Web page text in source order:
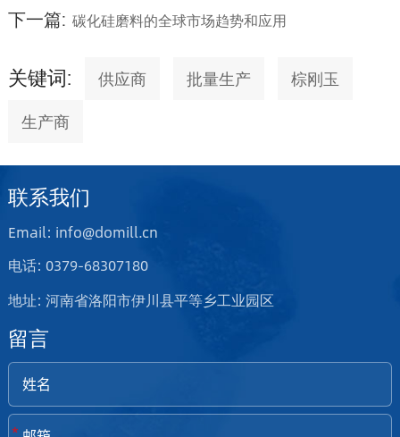
下一篇: 碳化硅磨料的全球市场趋势和应用
关键词: 供应商 批量生产
棕刚玉
生产商
联系我们
Email: info@domill.cn
电话: 0379-68307180
地址: 河南省洛阳市伊川县平等乡工业园区
留言